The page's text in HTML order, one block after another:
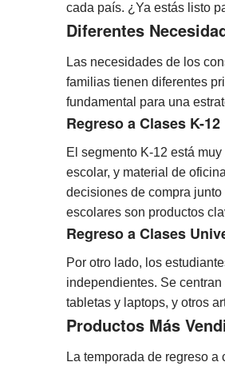
cada país. ¿Ya estás listo
Diferentes
Las necesidades de los
familias tienen diferentes
fundamental para una
Regreso a Clases K-12
El segmento K-12 está
escolar, y material de
decisiones de compra
escolares son productos
Regreso a Clases
Por otro lado, los
independientes. Se
tabletas y laptops, y otros
Productos Más
La temporada de regreso